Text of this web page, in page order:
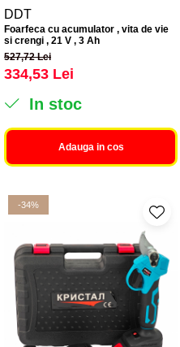
DDT
Foarfeca cu acumulator , vita de vie
si crengi , 21 V , 3 Ah
527,72 Lei
334,53 Lei
In stoc
Adauga in cos
-34%